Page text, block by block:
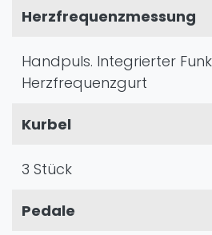
Herzfrequenzmessung
Handpuls. Integrierter
Herzfrequenzgurt
Kurbel
3 Stück
Pedale